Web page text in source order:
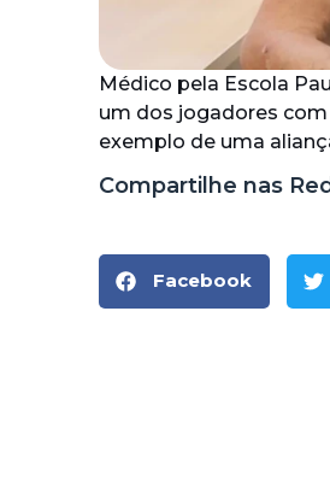
Médico pela Escola
um dos jogadores
exemplo de uma
Compartilhe nas
Facebook